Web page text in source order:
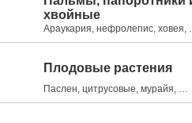
хвойные
Араукария, нефролепис, ховея,
Плодовые растения
Паслен, цитрусовые, мурайя, …